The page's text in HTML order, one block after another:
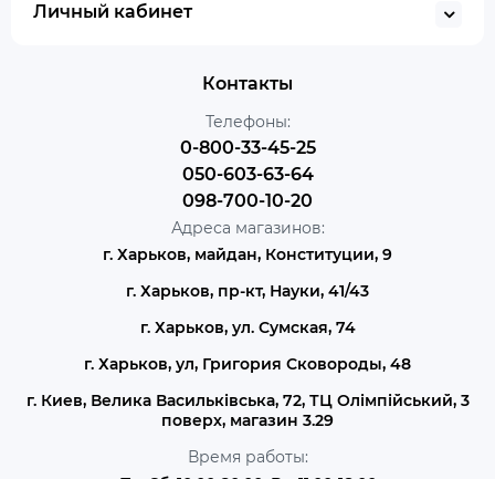
Личный кабинет
Контакты
Телефоны:
0-800-33-45-25
050-603-63-64
098-700-10-20
Адреса магазинов:
г. Харьков, майдан, Конституции, 9
г. Харьков, пр-кт, Науки, 41/43
г. Харьков, ул. Сумская, 74
г. Харьков, ул, Григория Сковороды, 48
г. Киев, Велика Васильківська, 72, ТЦ Олімпійський, 3
поверх, магазин 3.29
Время работы: